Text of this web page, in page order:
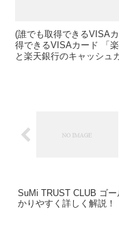
(誰でも取得できるVISA
得できるVISAカード 「
と楽天銀行のキャッシュ
SuMi TRUST CLUB ゴ
かりやすく詳しく解説！